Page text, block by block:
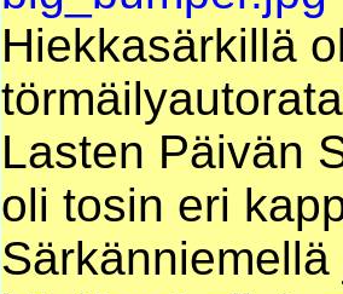
Hiekkasärkillä
Lasten Päivän
oli tosin eri